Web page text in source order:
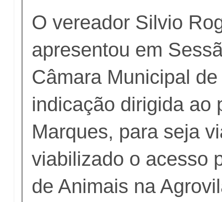
O vereador Silvio
apresentou em
Câmara Municipal
indicação dirigida ao
Marques, para seja
viabilizado o acesso
de Animais na